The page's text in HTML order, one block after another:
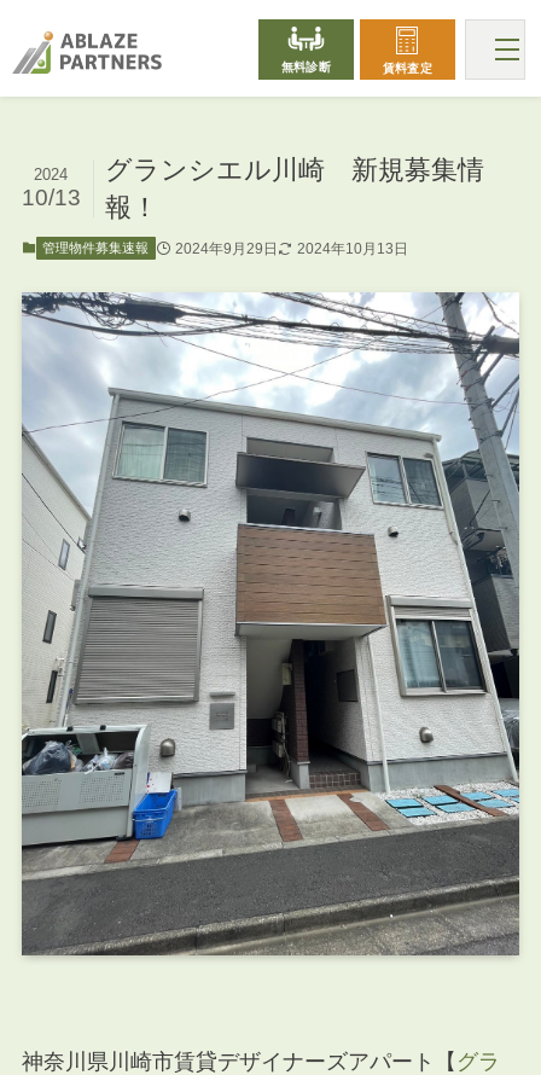
無料診断 賃料査定
グランシエル川崎 新規募集情
報！
2024
10/13
管理物件募集速報 2024年9月29日 2024年10月13日
神奈川県川崎市賃貸デザイナーズアパート【 グラ